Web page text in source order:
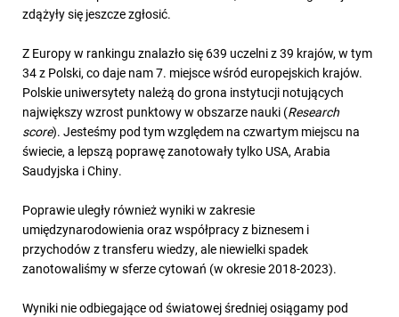
zdążyły się jeszcze zgłosić.
Z Europy w rankingu znalazło się 639 uczelni z 39 krajów, w tym
34 z Polski, co daje nam 7. miejsce wśród europejskich krajów.
Polskie uniwersytety należą do grona instytucji notujących
największy wzrost punktowy w obszarze nauki (Research
score). Jesteśmy pod tym względem na czwartym miejscu na
świecie, a lepszą poprawę zanotowały tylko USA, Arabia
Saudyjska i Chiny.
Poprawie uległy również wyniki w zakresie
umiędzynarodowienia oraz współpracy z biznesem i
przychodów z transferu wiedzy, ale niewielki spadek
zanotowaliśmy w sferze cytowań (w okresie 2018-2023).
Wyniki nie odbiegające od światowej średniej osiągamy pod